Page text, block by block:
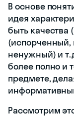
В основе
идея
быть качества
ненужный) и
более полно и
предмете,
Рассмотрим